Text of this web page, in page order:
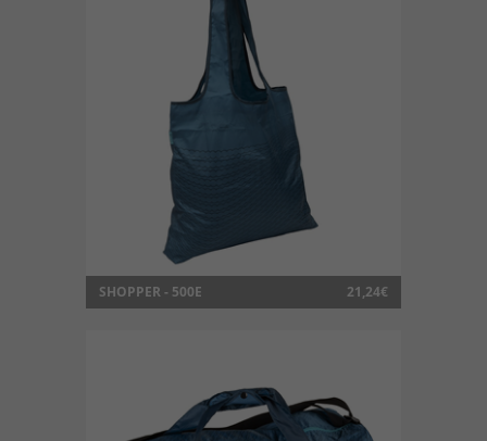
SHOPPER - 500E 21,24€